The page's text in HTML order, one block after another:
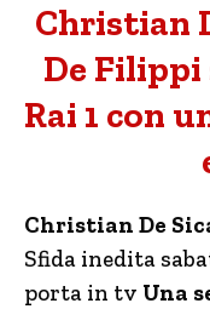
Christian
De Filippi
Rai 1 con
Christian De
Sfida inedita
porta in tv Una